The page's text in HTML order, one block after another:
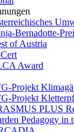
Bernadotte-
of Austria
Award
Projekt
Projekt
PLUS
Pedagogy in